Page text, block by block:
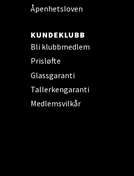
Åpenhetsloven
KUNDEKLUBB
Bli klubbmedlem
Prisløfte
Glassgaranti
Tallerkengaranti
Medlemsvilkår
Alti Sunndal
17, 6600 Sunndalsøra